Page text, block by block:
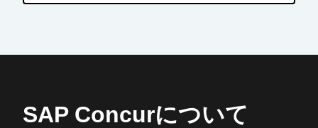
SAP Concurについて